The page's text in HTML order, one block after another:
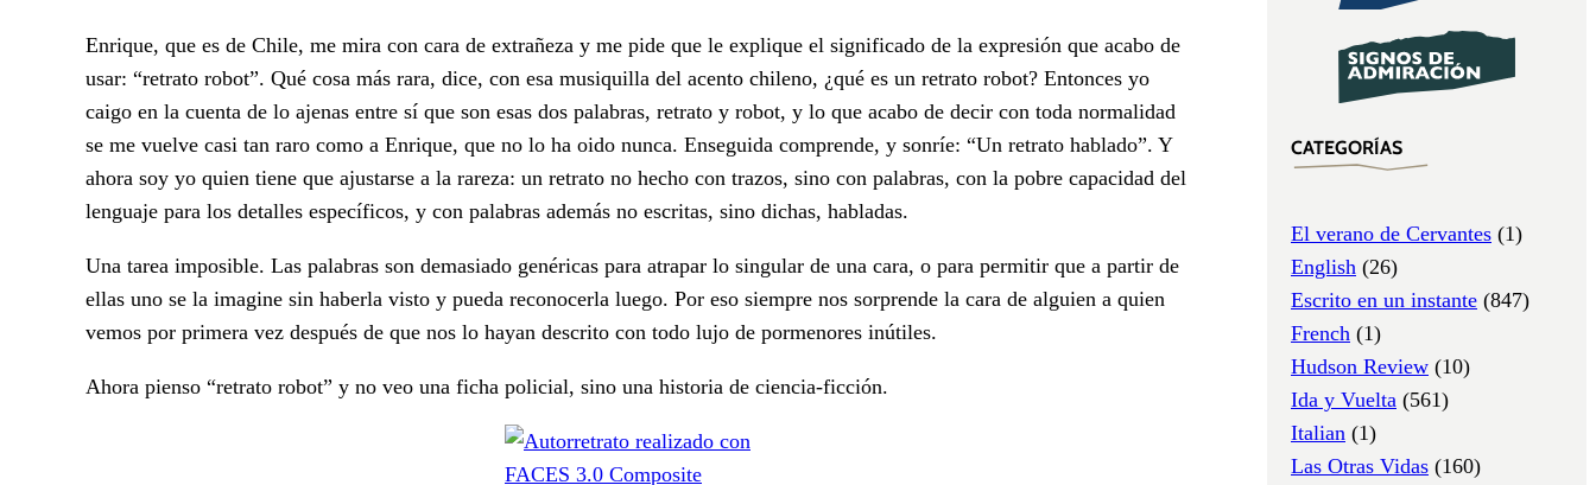
Enrique, que es de Chile, me mira con cara de extrañeza y me pide que le explique el significado de la expresión que acabo de
usar: “retrato robot”. Qué cosa más rara, dice, con esa musiquilla del acento chileno, ¿qué es un retrato robot? Entonces yo
caigo en la cuenta de lo ajenas entre sí que son esas dos palabras, retrato y robot, y lo que acabo de decir con toda normalidad
se me vuelve casi tan raro como a Enrique, que no lo ha oido nunca. Enseguida comprende, y sonríe: “Un retrato hablado”. Y
ahora soy yo quien tiene que ajustarse a la rareza: un retrato no hecho con trazos, sino con palabras, con la pobre capacidad del
lenguaje para los detalles específicos, y con palabras además no escritas, sino dichas, habladas.
Una tarea imposible. Las palabras son demasiado genéricas para atrapar lo singular de una cara, o para permitir que a partir de
ellas uno se la imagine sin haberla visto y pueda reconocerla luego. Por eso siempre nos sorprende la cara de alguien a quien
vemos por primera vez después de que nos lo hayan descrito con todo lujo de pormenores inútiles.
Ahora pienso “retrato robot” y no veo una ficha policial, sino una historia de ciencia-ficción.
CATEGORÍAS
El verano de Cervantes (1)
English (26)
Escrito en un instante (847)
French (1)
Hudson Review (10)
Ida y Vuelta (561)
Italian (1)
Las Otras Vidas (160)